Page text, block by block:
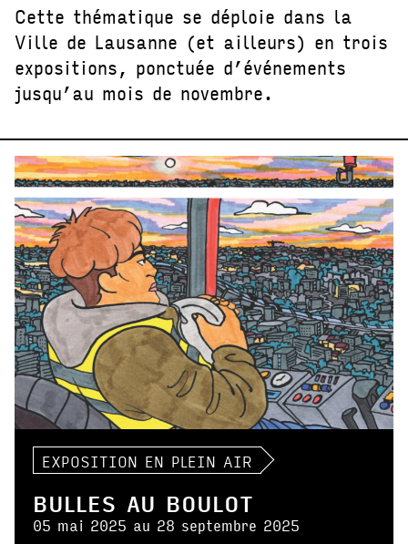
Cette thématique se déploie dans la
Ville de Lausanne (et ailleurs) en trois
expositions, ponctuée d’événements
jusqu’au mois de novembre.
EXPOSITION EN PLEIN AIR
BULLES AU BOULOT
05 mai 2025 au 28 septembre 2025